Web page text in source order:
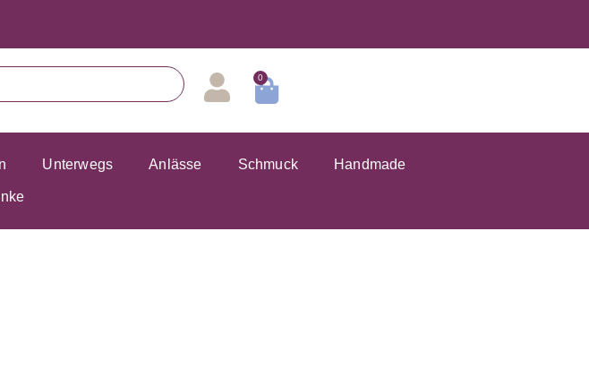
0
Unterwegs Anlässe Schmuck Handmade